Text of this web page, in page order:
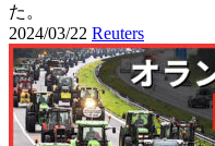
た。
2024/03/22 Reuters